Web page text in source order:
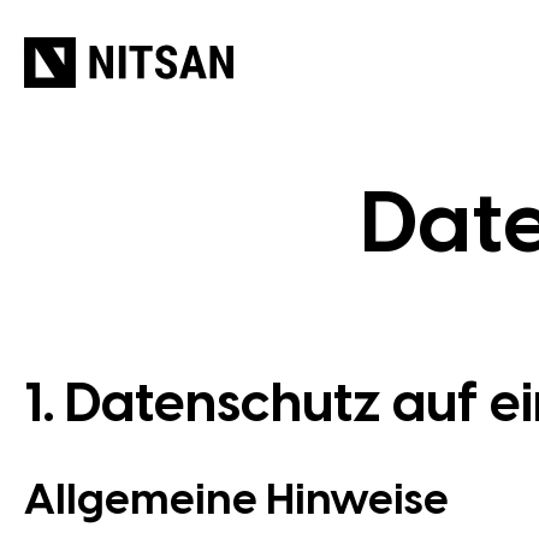
1. Datenschutz auf
Allgemeine Hinweise